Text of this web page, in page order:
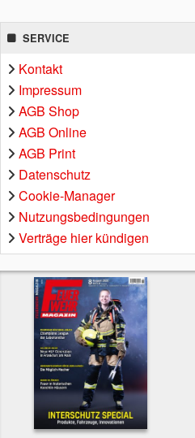
SERVICE
Kontakt
Impressum
AGB Shop
AGB Online
AGB Print
Datenschutz
Cookie-Manager
Nutzungsbedingungen
Verträge hier kündigen